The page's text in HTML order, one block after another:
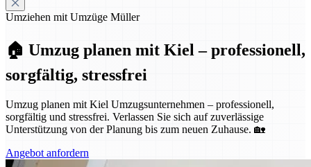
Umziehen mit Umzüge Müller
🏠 Umzug planen mit Kiel – professionell,
sorgfältig, stressfrei
Umzug planen mit Kiel Umzugsunternehmen – professionell,
sorgfältig und stressfrei. Verlassen Sie sich auf zuverlässige
Unterstützung von der Planung bis zum neuen Zuhause. 🏡
Angebot anfordern